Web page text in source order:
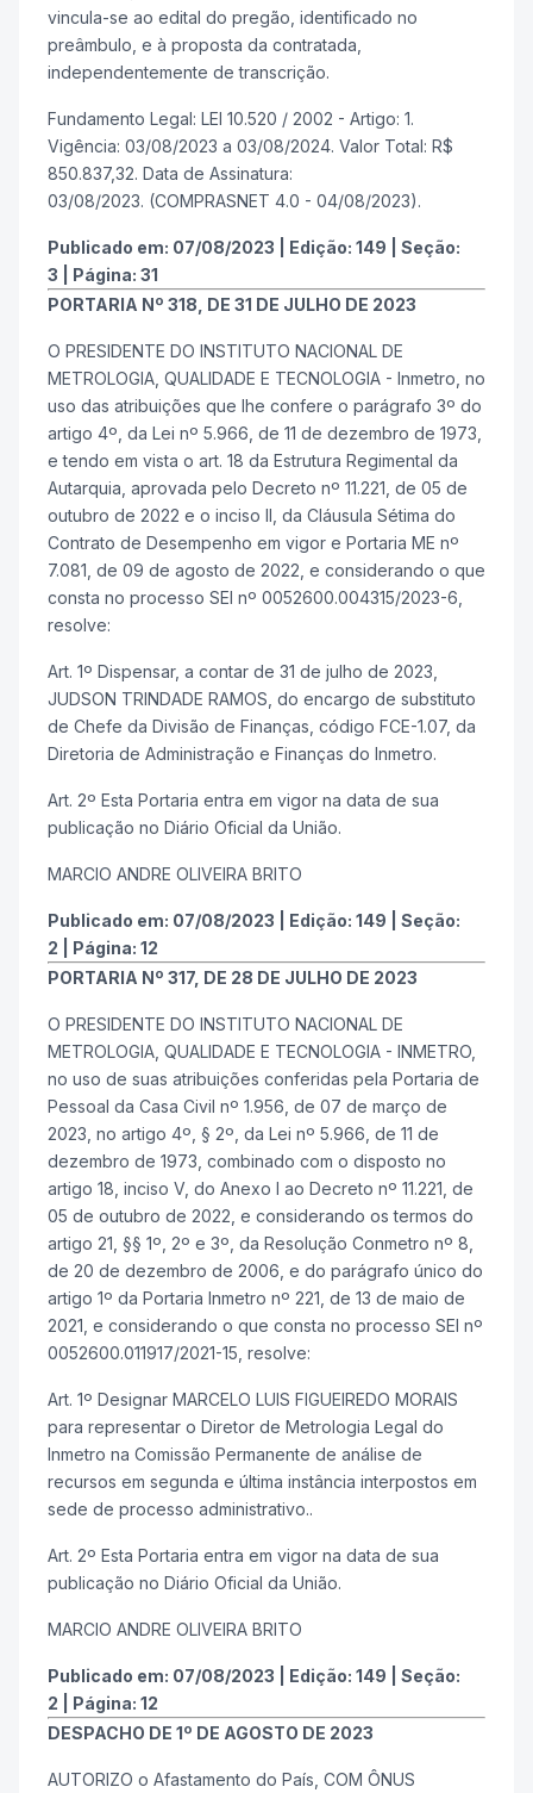
vincula-se ao edital do pregão, identificado no
preâmbulo, e à proposta da contratada,
independentemente de transcrição.
Fundamento Legal: LEI 10.520 / 2002 - Artigo: 1.
Vigência: 03/08/2023 a 03/08/2024. Valor Total: R$
850.837,32. Data de Assinatura:
03/08/2023. (COMPRASNET 4.0 - 04/08/2023).
Publicado em: 07/08/2023 Edição: 149
Seção:
3
Página: 31
PORTARIA Nº 318, DE 31 DE JULHO DE 2023
O PRESIDENTE DO INSTITUTO NACIONAL DE
METROLOGIA, QUALIDADE E TECNOLOGIA - Inmetro, no
uso das atribuições que lhe confere o parágrafo 3º do
artigo 4º, da Lei nº 5.966, de 11 de dezembro de 1973,
e tendo em vista o art. 18 da Estrutura Regimental da
Autarquia, aprovada pelo Decreto nº 11.221, de 05 de
outubro de 2022 e o inciso II, da Cláusula Sétima do
Contrato de Desempenho em vigor e Portaria ME nº
7.081, de 09 de agosto de 2022, e considerando o que
consta no processo SEI nº 0052600.004315/2023-6,
resolve:
Art. 1º Dispensar, a contar de 31 de julho de 2023,
JUDSON TRINDADE RAMOS, do encargo de substituto
de Chefe da Divisão de Finanças, código FCE-1.07, da
Diretoria de Administração e Finanças do Inmetro.
Art. 2º Esta Portaria entra em vigor na data de sua
publicação no Diário Oficial da União.
MARCIO ANDRE OLIVEIRA BRITO
Publicado em: 07/08/2023 Edição: 149
Seção:
2
Página: 12
PORTARIA Nº 317, DE 28 DE JULHO DE 2023
O PRESIDENTE DO INSTITUTO NACIONAL DE
METROLOGIA, QUALIDADE E TECNOLOGIA - INMETRO,
no uso de suas atribuições conferidas pela Portaria de
Pessoal da Casa Civil nº 1.956, de 07 de março de
2023, no artigo 4º, § 2º, da Lei nº 5.966, de 11 de
dezembro de 1973, combinado com o disposto no
artigo 18, inciso V, do Anexo I ao Decreto nº 11.221, de
05 de outubro de 2022, e considerando os termos do
artigo 21, §§ 1º, 2º e 3º, da Resolução Conmetro nº 8,
de 20 de dezembro de 2006, e do parágrafo único do
artigo 1º da Portaria Inmetro nº 221, de 13 de maio de
2021, e considerando o que consta no processo SEI nº
0052600.011917/2021-15, resolve:
Art. 1º Designar MARCELO LUIS FIGUEIREDO MORAIS
para representar o Diretor de Metrologia Legal do
Inmetro na Comissão Permanente de análise de
recursos em segunda e última instância interpostos em
sede de processo administrativo..
Art. 2º Esta Portaria entra em vigor na data de sua
publicação no Diário Oficial da União.
MARCIO ANDRE OLIVEIRA BRITO
Publicado em: 07/08/2023 Edição: 149
Seção:
2
Página: 12
DESPACHO DE 1º DE AGOSTO DE 2023
AUTORIZO o Afastamento do País, COM ÔNUS